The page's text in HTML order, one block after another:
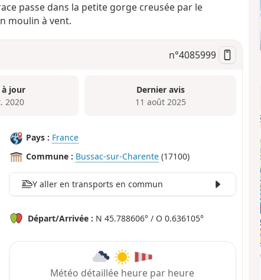
passe dans la petite gorge creusée par le
moulin à vent.
n°4085999
à jour
2020
Dernier avis
11 août 2025
Pays : France
Commune : Bussac-sur-Charente (17100)
Y aller en transports en commun
Départ/Arrivée : N 45.788606° / O 0.636105°
Météo détaillée heure par heure